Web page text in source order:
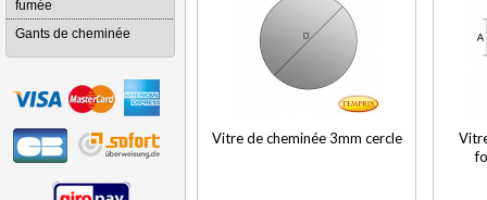
Vitre de cheminée 3mm cercle
fumée
Gants de cheminée